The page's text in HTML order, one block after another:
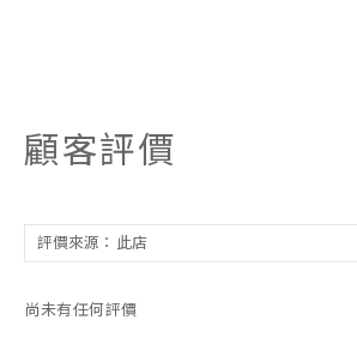
顧客評價
尚未有任何評價